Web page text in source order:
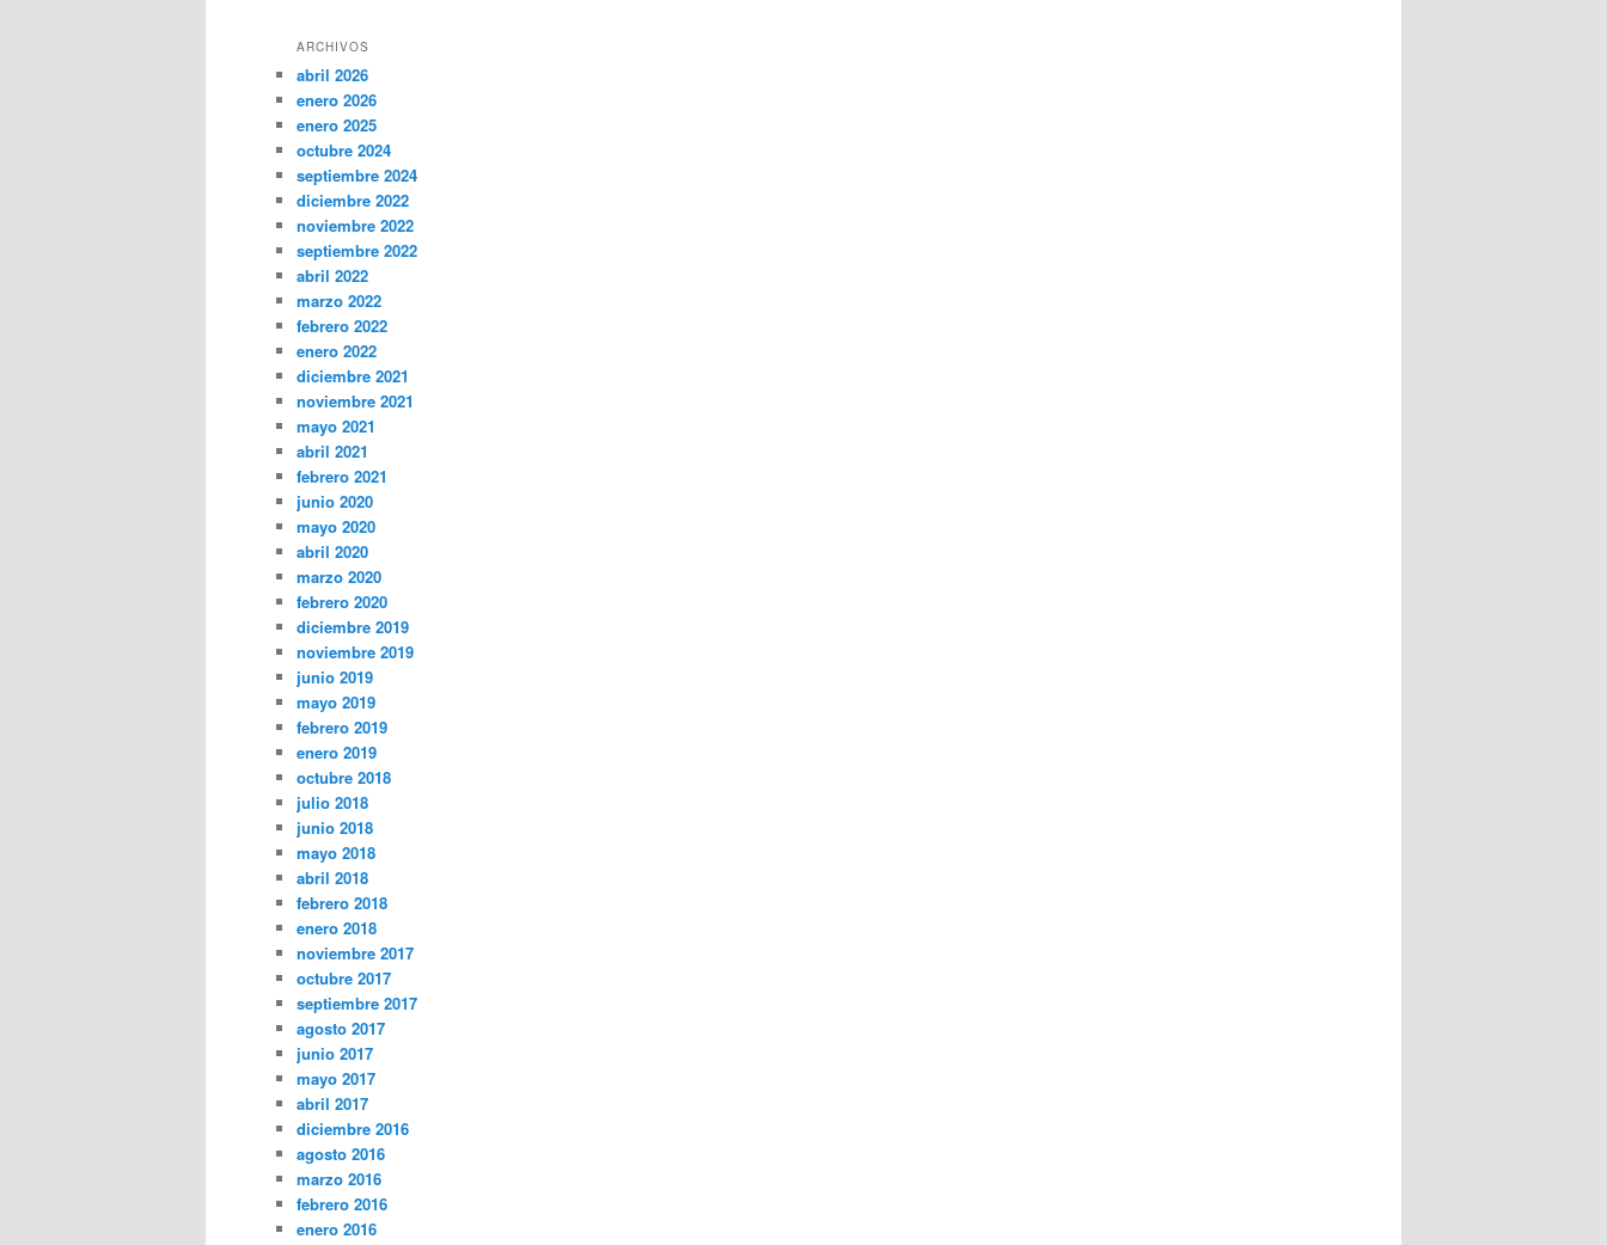
ARCHIVOS
abril 2026
enero 2026
enero 2025
octubre 2024
septiembre 2024
diciembre 2022
noviembre 2022
septiembre 2022
abril 2022
marzo 2022
febrero 2022
enero 2022
diciembre 2021
noviembre 2021
mayo 2021
abril 2021
febrero 2021
junio 2020
mayo 2020
abril 2020
marzo 2020
febrero 2020
diciembre 2019
noviembre 2019
junio 2019
mayo 2019
febrero 2019
enero 2019
octubre 2018
julio 2018
junio 2018
mayo 2018
abril 2018
febrero 2018
enero 2018
noviembre 2017
octubre 2017
septiembre 2017
agosto 2017
junio 2017
mayo 2017
abril 2017
diciembre 2016
agosto 2016
marzo 2016
febrero 2016
enero 2016